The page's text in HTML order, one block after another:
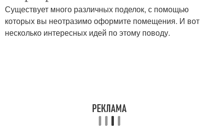
Существует много различных поделок, с помощью
которых вы неотразимо оформите помещения. И вот
несколько интересных идей по этому поводу.